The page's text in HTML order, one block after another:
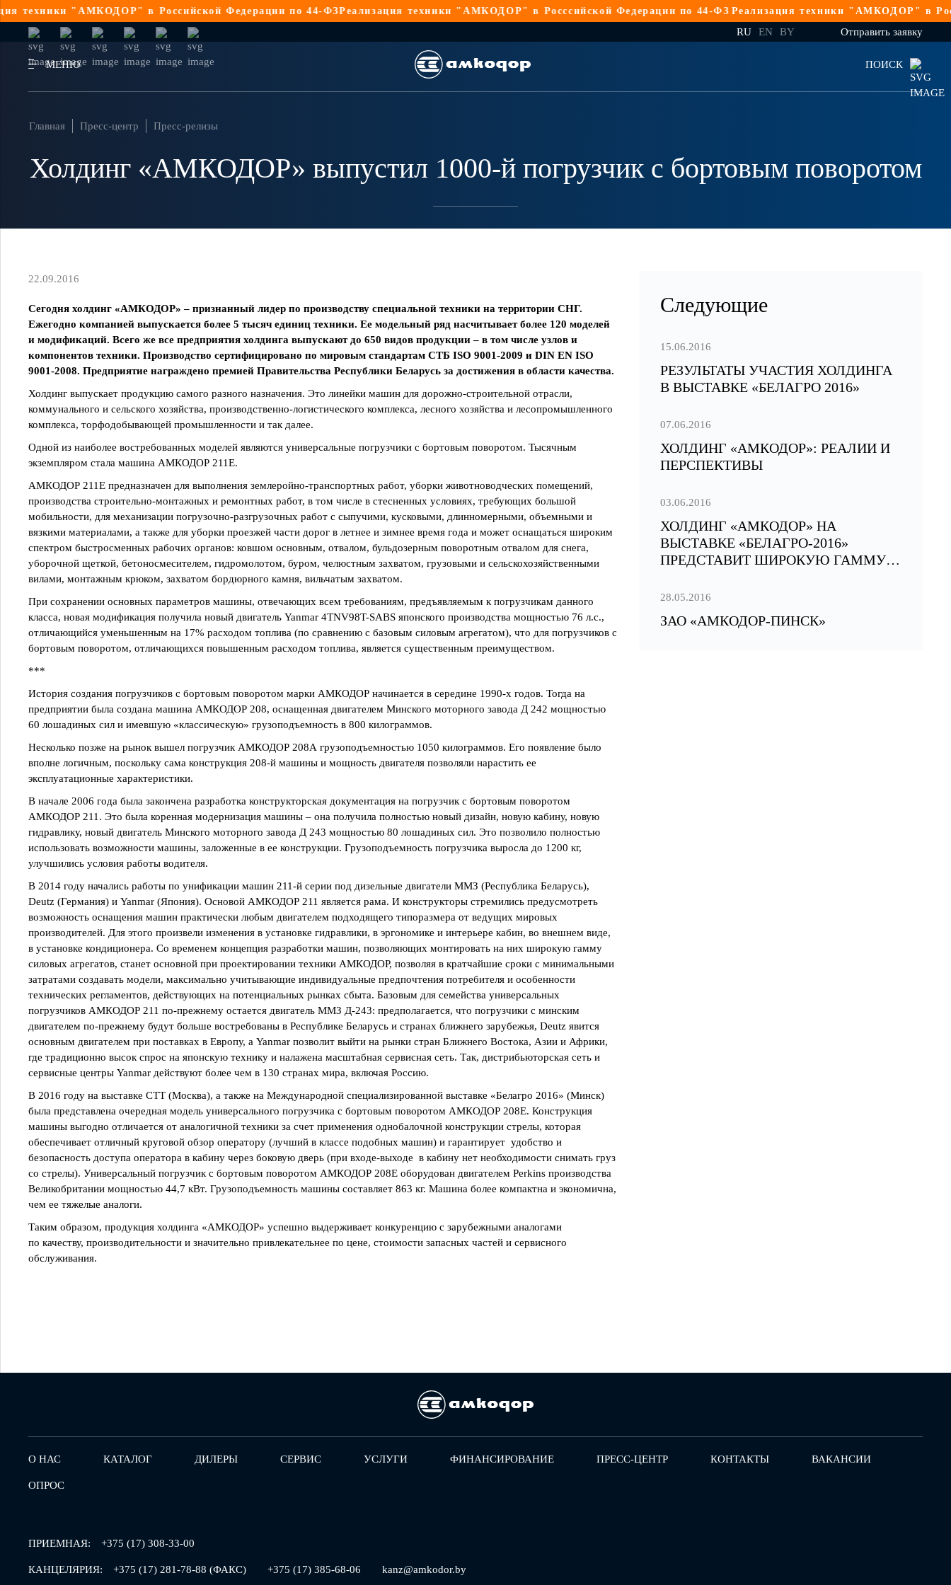
"АМКОДОР" в Российской Федерации по 44-ФЗРеализация техники "АМКОДОР" в Росссийской Федерации по 44-ФЗ Реализация техники "АМКОДОР" в
RU EN BY Отправить заявку
МЕНЮ ПОИСК
Главная Пресс-центр Пресс-релизы
Холдинг «АМКОДОР» выпустил 1000-й погрузчик с бортовым поворотом
22.09.2016
Сегодня холдинг «АМКОДОР» – признанный лидер по производству специальной техники на территории СНГ.
Ежегодно компанией выпускается более 5 тысяч единиц техники. Ее модельный ряд насчитывает более 120 моделей
и модификаций. Всего же все предприятия холдинга выпускают до 650 видов продукции – в том числе узлов и
компонентов техники. Производство сертифицировано по мировым стандартам СТБ ISO 9001-2009 и DIN EN ISO
9001-2008. Предприятие награждено премией Правительства Республики Беларусь за достижения в области качества.
Холдинг выпускает продукцию самого разного назначения. Это линейки машин для дорожно-строительной отрасли,
коммунального и сельского хозяйства, производственно-логистического комплекса, лесного хозяйства и лесопромышленного
комплекса, торфодобывающей промышленности и так далее.
Одной из наиболее востребованных моделей являются универсальные погрузчики с бортовым поворотом. Тысячным
экземпляром стала машина АМКОДОР 211Е.
АМКОДОР 211Е предназначен для выполнения землеройно-транспортных работ, уборки животноводческих помещений,
производства строительно-монтажных и ремонтных работ, в том числе в стесненных условиях, требующих большой
мобильности, для механизации погрузочно-разгрузочных работ с сыпучими, кусковыми, длинномерными, объемными и
вязкими материалами, а также для уборки проезжей части дорог в летнее и зимнее время года и может оснащаться широким
спектром быстросменных рабочих органов: ковшом основным, отвалом, бульдозерным поворотным отвалом для снега,
уборочной щеткой, бетоносмесителем, гидромолотом, буром, челюстным захватом, грузовыми и сельскохозяйственными
вилами, монтажным крюком, захватом бордюрного камня, вильчатым захватом.
При сохранении основных параметров машины, отвечающих всем требованиям, предъявляемым к погрузчикам данного
класса, новая модификация получила новый двигатель Yanmar 4ТNV98T-SABS японского производства мощностью 76 л.с.,
отличающийся уменьшенным на 17% расходом топлива (по сравнению с базовым силовым агрегатом), что для погрузчиков с
бортовым поворотом, отличающихся повышенным расходом топлива, является существенным преимуществом.
***
История создания погрузчиков с бортовым поворотом марки АМКОДОР начинается в середине 1990-х годов. Тогда на
предприятии была создана машина АМКОДОР 208, оснащенная двигателем Минского моторного завода Д 242 мощностью
60 лошадиных сил и имевшую «классическую» грузоподъемность в 800 килограммов.
Несколько позже на рынок вышел погрузчик АМКОДОР 208А грузоподъемностью 1050 килограммов. Его появление было
вполне логичным, поскольку сама конструкция 208-й машины и мощность двигателя позволяли нарастить ее
эксплуатационные характеристики.
В начале 2006 года была закончена разработка конструкторская документация на погрузчик с бортовым поворотом
АМКОДОР 211. Это была коренная модернизация машины – она получила полностью новый дизайн, новую кабину, новую
гидравлику, новый двигатель Минского моторного завода Д 243 мощностью 80 лошадиных сил. Это позволило полностью
использовать возможности машины, заложенные в ее конструкции. Грузоподъемность погрузчика выросла до 1200 кг,
улучшились условия работы водителя.
В 2014 году начались работы по унификации машин 211-й серии под дизельные двигатели ММЗ (Республика Беларусь),
Deutz (Германия) и Yanmar (Япония). Основой АМКОДОР 211 является рама. И конструкторы стремились предусмотреть
возможность оснащения машин практически любым двигателем подходящего типоразмера от ведущих мировых
производителей. Для этого произвели изменения в установке гидравлики, в эргономике и интерьере кабин, во внешнем виде,
в установке кондиционера. Со временем концепция разработки машин, позволяющих монтировать на них широкую гамму
силовых агрегатов, станет основной при проектировании техники АМКОДОР, позволяя в кратчайшие сроки с минимальными
затратами создавать модели, максимально учитывающие индивидуальные предпочтения потребителя и особенности
технических регламентов, действующих на потенциальных рынках сбыта. Базовым для семейства универсальных
погрузчиков АМКОДОР 211 по-прежнему остается двигатель ММЗ Д-243: предполагается, что погрузчики с минским
двигателем по-прежнему будут больше востребованы в Республике Беларусь и странах ближнего зарубежья, Deutz явится
основным двигателем при поставках в Европу, а Yanmar позволит выйти на рынки стран Ближнего Востока, Азии и Африки,
где традиционно высок спрос на японскую технику и налажена масштабная сервисная сеть. Так, дистрибьюторская сеть и
сервисные центры Yanmar действуют более чем в 130 странах мира, включая Россию.
В 2016 году на выставке СТТ (Москва), а также на Международной специализированной выставке «Белагро 2016» (Минск)
была представлена очередная модель универсального погрузчика с бортовым поворотом АМКОДОР 208Е. Конструкция
машины выгодно отличается от аналогичной техники за счет применения однобалочной конструкции стрелы, которая
обеспечивает отличный круговой обзор оператору (лучший в классе подобных машин) и гарантирует удобство и
безопасность доступа оператора в кабину через боковую дверь (при входе-выходе в кабину нет необходимости снимать груз
со стрелы). Универсальный погрузчик с бортовым поворотом АМКОДОР 208Е оборудован двигателем Perkins производства
Великобритании мощностью 44,7 кВт. Грузоподъемность машины составляет 863 кг. Машина более компактна и экономична,
чем ее тяжелые аналоги.
Таким образом, продукция холдинга «АМКОДОР» успешно выдерживает конкуренцию с зарубежными аналогами
по качеству, производительности и значительно привлекательнее по цене, стоимости запасных частей и сервисного
обслуживания.
Следующие
15.06.2016
РЕЗУЛЬТАТЫ УЧАСТИЯ ХОЛДИНГА
В ВЫСТАВКЕ «БЕЛАГРО 2016»
07.06.2016
ХОЛДИНГ «АМКОДОР»: РЕАЛИИ И
ПЕРСПЕКТИВЫ
03.06.2016
ХОЛДИНГ «АМКОДОР» НА
ВЫСТАВКЕ «БЕЛАГРО-2016»
ПРЕДСТАВИТ ШИРОКУЮ ГАММУ
28.05.2016
ЗАО «АМКОДОР-ПИНСК»
О НАС КАТАЛОГ ДИЛЕРЫ СЕРВИС УСЛУГИ ФИНАНСИРОВАНИЕ ПРЕСС-ЦЕНТР КОНТАКТЫ ВАКАНСИИ
ОПРОС
ПРИЕМНАЯ: +375 (17) 308-33-00
КАНЦЕЛЯРИЯ: +375 (17) 281-78-88 (ФАКС) +375 (17) 385-68-06 kanz@amkodor.by